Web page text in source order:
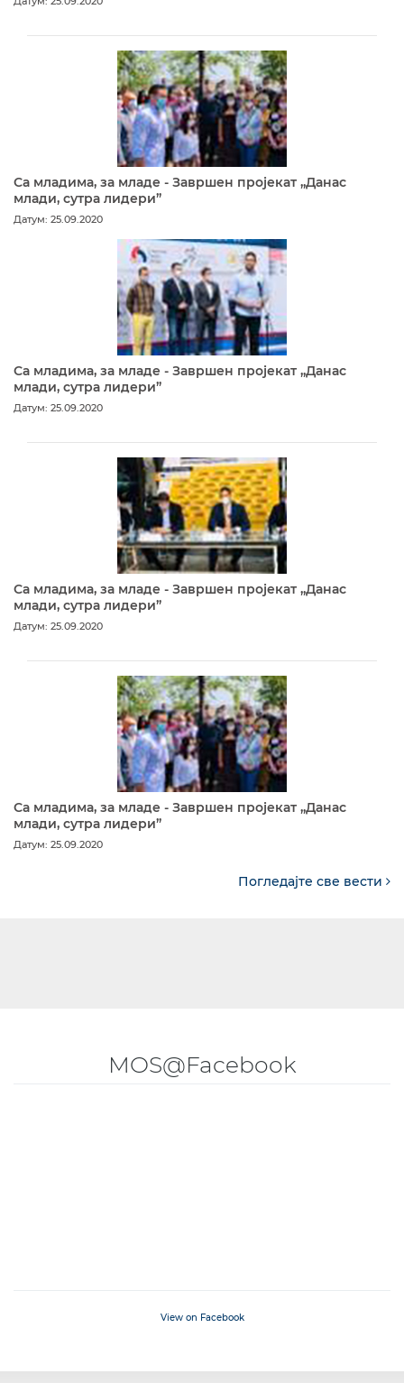
Са младима, за младе - Завршен пројекат „Данас
млади, сутра лидери”
Датум: 25.09.2020
Са младима, за младе - Завршен пројекат „Данас
млади, сутра лидери”
Датум: 25.09.2020
Са младима, за младе - Завршен пројекат „Данас
млади, сутра лидери”
Датум: 25.09.2020
Са младима, за младе - Завршен пројекат „Данас
млади, сутра лидери”
Датум: 25.09.2020
Погледајте све вести
MOS@Facebook
View on Facebook